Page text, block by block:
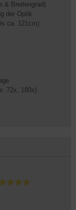
& Breitengrad)
der Optik
ca. 121cm)
72x, 180x)